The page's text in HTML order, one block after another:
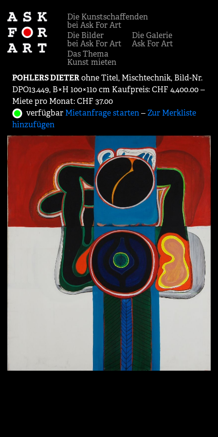
Die Kunstschaffenden
bei Ask For Art
Die Bilder
bei Ask For Art
Die Galerie
Ask For Art
Das Thema
Kunst mieten
POHLERS DIETERohne Titel, Mischtechnik, Bild-Nr.
DPO13.449, B×H 100×110 cm Kaufpreis: CHF 4,400.00 ‒
Miete pro Monat: CHF 37.00
verfügbar Mietanfrage starten‒Zur Merkliste
hinzufügen